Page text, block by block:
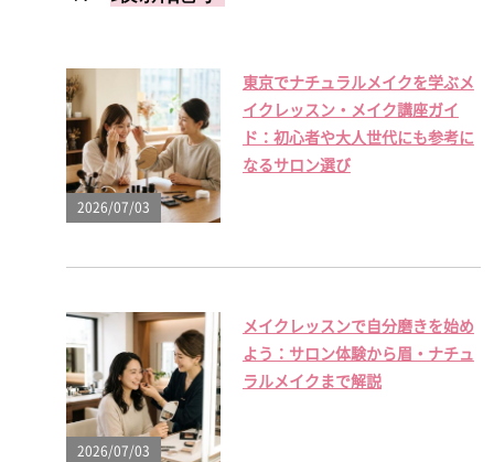
2026/07/03
東京でナチュラルメイクを学ぶメ
イクレッスン・メイク講座ガイ
ド：初心者や大人世代にも参考に
なるサロン選び
2026/07/03
メイクレッスンで自分磨きを始め
よう：サロン体験から眉・ナチュ
ラルメイクまで解説